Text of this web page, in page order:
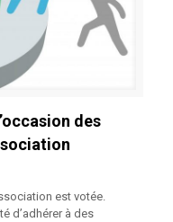
des
est votée.
d’adhérer à des